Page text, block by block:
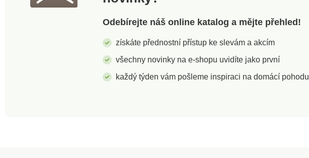
Odebírejte náš online katalog a mějte přehled!
získáte přednostní přístup ke slevám a akcím
všechny novinky na e-shopu uvidíte jako první
každý týden vám pošleme inspiraci na domácí pohodu